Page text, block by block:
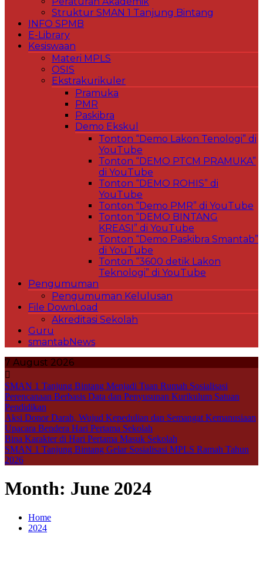
Struktur SMAN 1 Tanjung Bintang
INFO SPMB
E-Library
Kesiswaan
Materi MPLS
OSIS
Ekstrakurikuler
Pramuka
PMR
Paskibra
Demo Ekskul
Tonton “Demo Lakon Tenologi” di
YouTube
Tonton “DEMO PTCM PRAMUKA”
di YouTube
Tonton “DEMO ROHIS” di
YouTube
Tonton “Demo PMR” di YouTube
Tonton “DEMO BINTANG
KREASI” di YouTube
Tonton “Demo Paskibra Smantab”
di YouTube
Tonton “3600 detik Lakon
Teknologi” di YouTube
Pengumuman
Pengumuman Kelulusan
File DownLoad
Akreditasi Sekolah
Guru
smantabNews
7 August 2026
SMAN 1 Tanjung Bintang Menjadi Tuan Rumah Sosialisasi
Perencanaan Berbasis Data dan Penyusunan Kurikulum Satuan
Pendidikan
Aksi Donor Darah, Wujud Kepedulian dan Semangat Kemanusiaan
Upacara Bendera Hari Pertama Sekolah
Bina Karakter di Hari Pertama Masuk Sekolah
SMAN 1 Tanjung Bintang Gelar Sosialisasi MPLS Ramah Tahun
2026
Month: June 2024
Home
2024